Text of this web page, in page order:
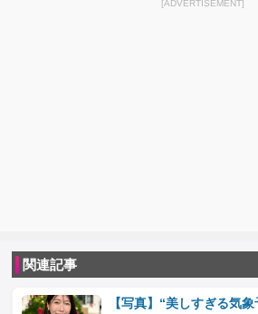
[ADVERTISEMENT]
関連記事
【写真】“美しすぎる気